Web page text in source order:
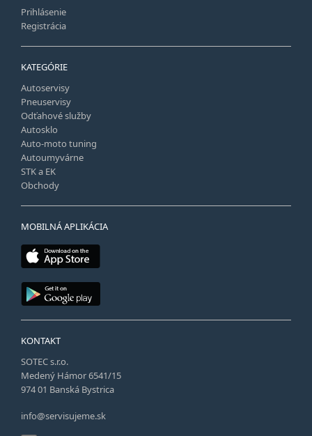
Prihlásenie
Registrácia
KATEGÓRIE
Autoservisy
Pneuservisy
Odťahové služby
Autosklo
Auto-moto tuning
Autoumyvárne
STK a EK
Obchody
MOBILNÁ APLIKÁCIA
KONTAKT
SOTEC s.r.o.
Medený Hámor 6541/15
974 01 Banská Bystrica
info@servisujeme.sk